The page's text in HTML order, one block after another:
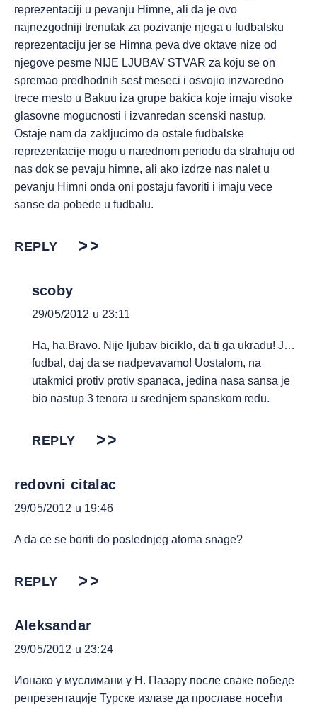
reprezentaciji u pevanju Himne, ali da je ovo
najnezgodniji trenutak za pozivanje njega u fudbalsku
reprezentaciju jer se Himna peva dve oktave nize od
njegove pesme NIJE LJUBAV STVAR za koju se on
spremao predhodnih sest meseci i osvojio inzvaredno
trece mesto u Bakuu iza grupe bakica koje imaju visoke
glasovne mogucnosti i izvanredan scenski nastup.
Ostaje nam da zakljucimo da ostale fudbalske
reprezentacije mogu u narednom periodu da strahuju od
nas dok se pevaju himne, ali ako izdrze nas nalet u
pevanju Himni onda oni postaju favoriti i imaju vece
sanse da pobede u fudbalu.
REPLY
scoby
29/05/2012 u 23:11
Ha, ha.Bravo. Nije ljubav biciklo, da ti ga ukradu! J…
fudbal, daj da se nadpevavamo! Uostalom, na
utakmici protiv protiv spanaca, jedina nasa sansa je
bio nastup 3 tenora u srednjem spanskom redu.
REPLY
redovni citalac
29/05/2012 u 19:46
A da ce se boriti do poslednjeg atoma snage?
REPLY
Aleksandar
29/05/2012 u 23:24
Ионако у муслимани у Н. Пазару после сваке победе
репрезентације Турске излазе да прославе носећи